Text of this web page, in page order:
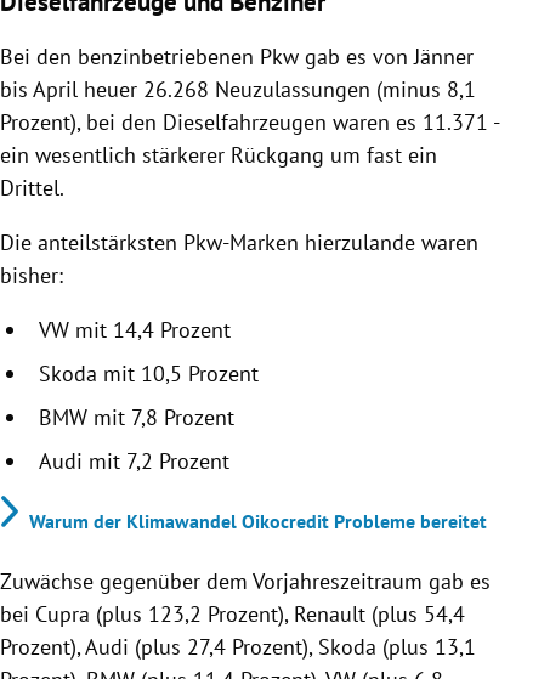
Bei den benzinbetriebenen Pkw gab es von Jänner
bis April heuer 26.268 Neuzulassungen (minus 8,1
Prozent), bei den Dieselfahrzeugen waren es 11.371 -
ein wesentlich stärkerer Rückgang um fast ein
Drittel.
Die anteilstärksten Pkw-Marken hierzulande waren
bisher:
VW mit 14,4 Prozent
Skoda mit 10,5 Prozent
BMW mit 7,8 Prozent
Audi mit 7,2 Prozent
Warum der Klimawandel Oikocredit Probleme bereitet
Zuwächse gegenüber dem Vorjahreszeitraum gab es
bei Cupra (plus 123,2 Prozent), Renault (plus 54,4
Prozent), Audi (plus 27,4 Prozent), Skoda (plus 13,1